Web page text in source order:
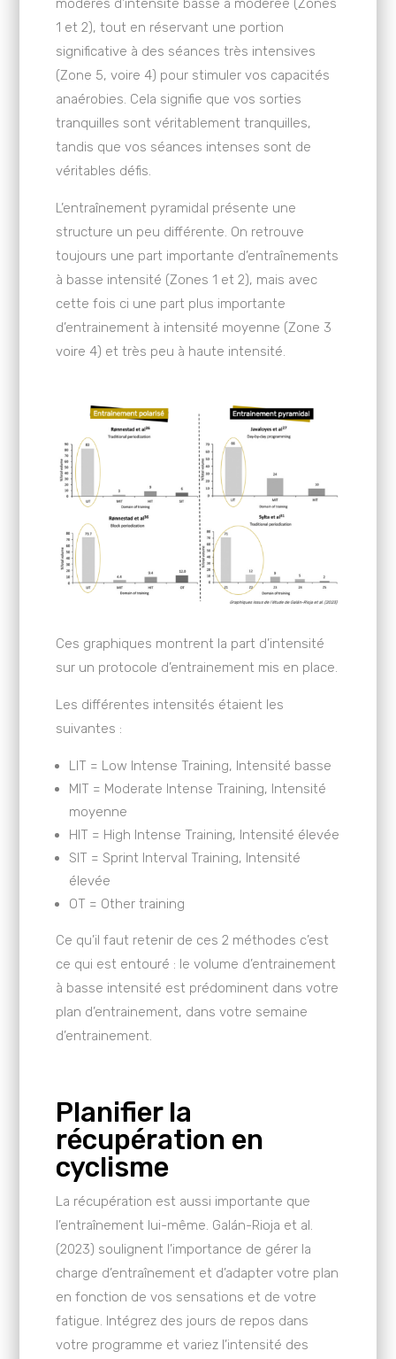
modérés d’intensité basse à modérée (Zones
1 et 2), tout en réservant une portion
significative à des séances très intensives
(Zone 5, voire 4) pour stimuler vos capacités
anaérobies. Cela signifie que vos sorties
tranquilles sont véritablement tranquilles,
tandis que vos séances intenses sont de
véritables défis.
L’entraînement pyramidal présente une
structure un peu différente. On retrouve
toujours une part importante d’entraînements
à basse intensité (Zones 1 et 2), mais avec
cette fois ci une part plus importante
d’entrainement à intensité moyenne (Zone 3
voire 4) et très peu à haute intensité.
Ces graphiques montrent la part d’intensité
sur un protocole d’entrainement mis en place.
Les différentes intensités étaient les
suivantes :
LIT = Low Intense Training, Intensité basse
MIT = Moderate Intense Training, Intensité
moyenne
HIT = High Intense Training, Intensité élevée
SIT = Sprint Interval Training, Intensité
élevée
OT = Other training
Ce qu’il faut retenir de ces 2 méthodes c’est
ce qui est entouré : le volume d’entrainement
à basse intensité est prédominent dans votre
plan d’entrainement, dans votre semaine
d’entrainement.
Planifier la
récupération en
cyclisme
La récupération est aussi importante que
l’entraînement lui-même. Galán-Rioja et al.
(2023) soulignent l’importance de gérer la
charge d’entraînement et d’adapter votre plan
en fonction de vos sensations et de votre
fatigue. Intégrez des jours de repos dans
votre programme et variez l’intensité des